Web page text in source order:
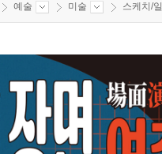
예술 미술 스케치/